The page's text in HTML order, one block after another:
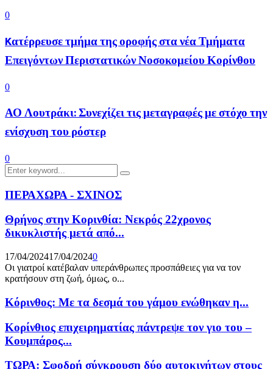
0
Kατέρρευσε τμήμα της οροφής στα νέα Τμήματα
Επειγόντων Περιστατικών Νοσοκομείου Κορίνθου
0
ΑΟ Λουτράκι: Συνεχίζει τις μεταγραφές με στόχο την
ενίσχυση του ρόστερ
0
Search
for:
Search
ΠΕΡΑΧΩΡΑ - ΣΧΙΝΟΣ
Θρήνος στην Κορινθία: Νεκρός 22χρονος
δικυκλιστής μετά από...
17/04/202417/04/20240
Οι γιατροί κατέβαλαν υπεράνθρωπες προσπάθειες για να τον
κρατήσουν στη ζωή, όμως, ο...
Κόρινθος: Με τα δεσμά του γάμου ενώθηκαν η...
Κορίνθιος επιχειρηματίας πάντρεψε τον γιο του –
Κουμπάρος...
ΤΩΡΑ: Σφοδρή σύγκρουση δύο αυτοκινήτων στους